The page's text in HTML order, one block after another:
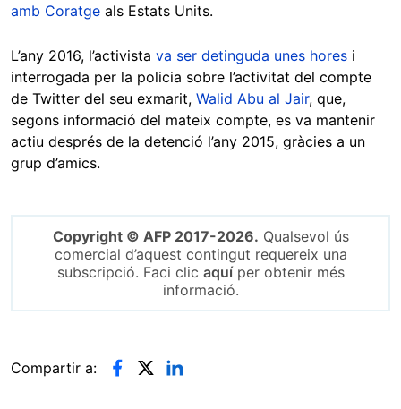
amb Coratge als Estats Units.
L’any 2016, l’activista va ser detinguda unes hores i
interrogada per la policia sobre l’activitat del compte
de Twitter del seu exmarit, Walid Abu al Jair, que,
segons informació del mateix compte, es va mantenir
actiu després de la detenció l’any 2015, gràcies a un
grup d’amics.
Copyright © AFP 2017-2026. Qualsevol ús
comercial d’aquest contingut requereix una
subscripció. Faci clic aquíper obtenir més
informació.
Compartir a: